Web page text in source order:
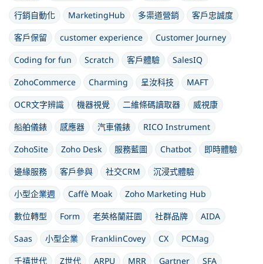
行銷自動化
MarketingHub 多渠道營銷
客戶忠誠度
客戶保留
customer experience
Customer Journey
Coding for fun
Scratch 客戶體驗
SalesIQ
ZohoCommerce
Charming 呈汝科技
MAFT
OCR文字辨識
機器視覺 二維條碼讀取器
威視康
船舶儀錶
感應器 汽車儀錶
RICO Instrument
ZohoSite
Zoho Desk 服務藍圖 Chatbot
即時體驗
邊緣服務
客戶參與 社交CRM
沉浸式體驗
小型企業週
Caffè Moak
Zoho Marketing Hub
數位轉型
Form 老英格蘭莊園 社群品牌
AIDA
Saas
小型企業 FranklinCovey CX
PCMag
千禧世代
Z世代 ARPU MRR Gartner
SFA